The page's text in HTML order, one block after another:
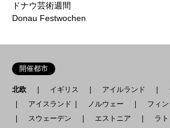
ドナウ芸術週間
Donau Festwochen
開催都市
北欧 イギリス アイルランド
アイスランド
ノルウェー
フィ
スウェーデン
エストニア ラ